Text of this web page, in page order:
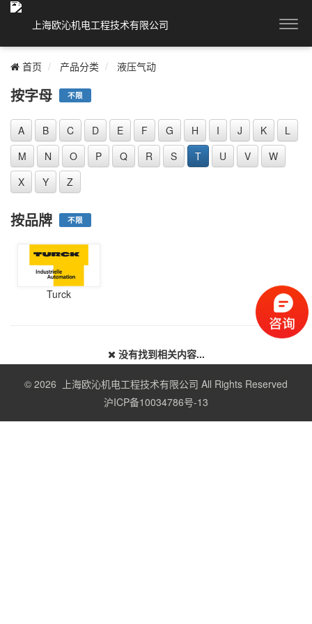
首页 产品分类 液压气动
按字母 不限
A B C D E F G H I J K
L
M
N O P Q R S T U V
W
X
Y Z
按品牌 不限
Turck
没有找到相关内容...
© 2026 上海欧沁机电工程技术有限公司 All Rights Reserved
沪ICP备10034786号-13